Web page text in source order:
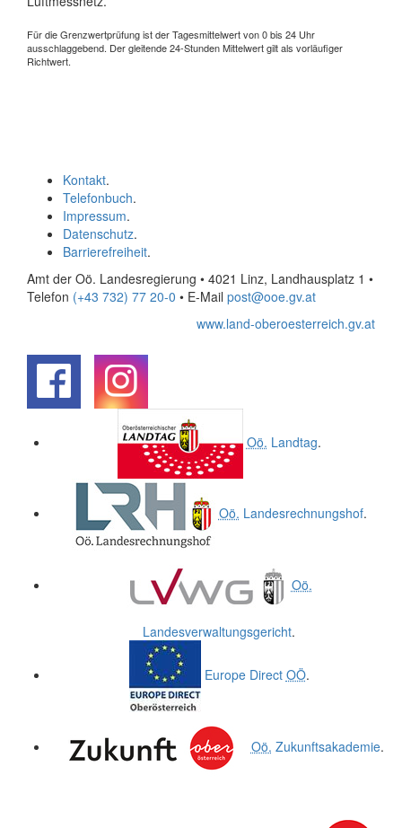
Für die Grenzwertprüfung ist der Tagesmittelwert von 0 bis 24 Uhr
ausschlaggebend. Der gleitende 24-Stunden Mittelwert gilt als vorläufiger
Richtwert.
Kontakt.
Telefonbuch.
Impressum.
Datenschutz.
Barrierefreiheit.
Amt der Oö. Landesregierung • 4021 Linz, Landhausplatz 1 •
Telefon (+43 732) 77 20-0 • E-Mail post@ooe.gv.at
www.land-oberoesterreich.gv.at
Oö. Landtag.
Oö. Landesrechnungshof.
Oö.
Landesverwaltungsgericht.
Europe Direct OÖ.
Oö. Zukunftsakademie.